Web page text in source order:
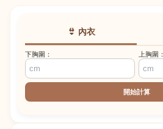
👙 內衣
下胸圍： 上胸圍：
開始計算